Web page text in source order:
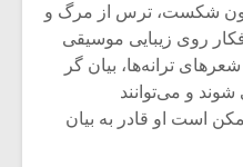
شکست، ترس از مرگ و
روی زیبایی موسیقی
ترانه‌ها، بیان گر
و می‌توانند
است او قادر به بیان